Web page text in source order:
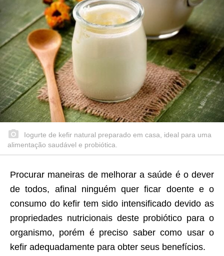
Iogurte de kefir natural preparado em casa, ideal para uma
alimentação saudável e probiótica.
Procurar maneiras de melhorar a saúde é o dever
de todos, afinal ninguém quer ficar doente e o
consumo do kefir tem sido intensificado devido as
propriedades nutricionais deste probiótico para o
organismo, porém é preciso saber como usar o
kefir adequadamente para obter seus benefícios.